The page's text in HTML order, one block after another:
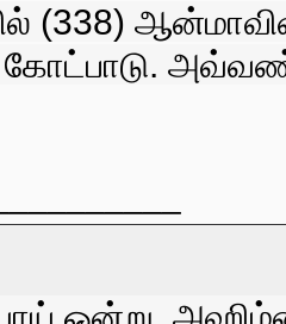
(338)
ஒன்று.